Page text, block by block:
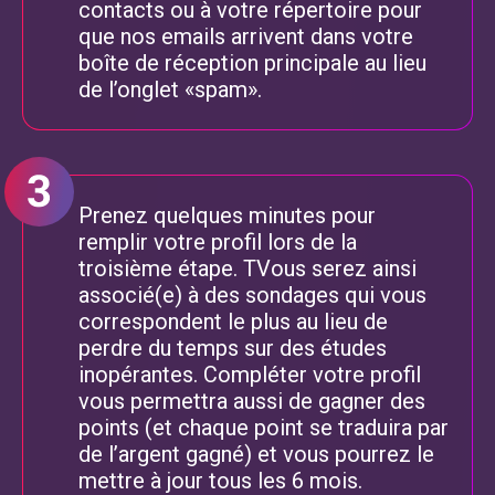
contacts ou à votre répertoire pour
que nos emails arrivent dans votre
boîte de réception principale au lieu
de l’onglet «spam».
Prenez quelques minutes pour
remplir votre profil lors de la
troisième étape. TVous serez ainsi
associé(e) à des sondages qui vous
correspondent le plus au lieu de
perdre du temps sur des études
inopérantes. Compléter votre profil
vous permettra aussi de gagner des
points (et chaque point se traduira par
de l’argent gagné) et vous pourrez le
mettre à jour tous les 6 mois.